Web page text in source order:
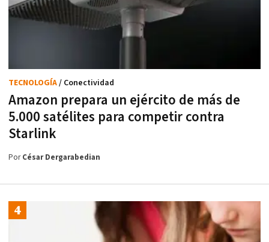
Amazon prepara un ejército de más de
5.000 satélites para competir contra
Starlink
TECNOLOGÍA/ Conectividad
PorCésar Dergarabedian